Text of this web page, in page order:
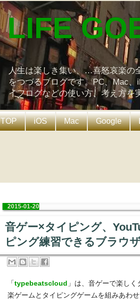
LIFE
人生は楽しき集い、…喜怒哀楽の
をつづるブログです。PC、Mac
イフログなどの使い方、考え方を
TOP iOS Mac Google
2015-01-20
音ゲー×タイピング、
ピング練習できるブラウ
「typebeatscloud 」は、音ゲーで楽し
楽ゲームとタイピングゲームを組みあわ